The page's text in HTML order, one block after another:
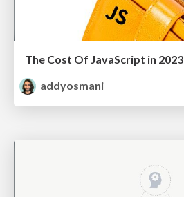
The Cost Of JavaScript in 2023
addyosmani